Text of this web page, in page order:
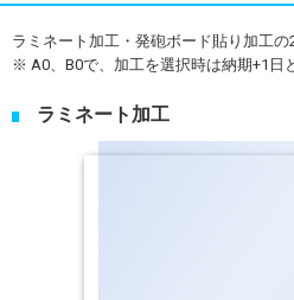
ラミネート加工・発砲ボード貼り加工の
※ A0、B0で、加工を選択時は納期+1日
ラミネート加工